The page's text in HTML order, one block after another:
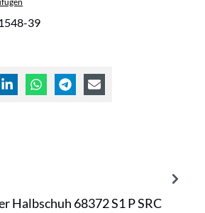
39
Halbschuh 68372 S1 P SRC